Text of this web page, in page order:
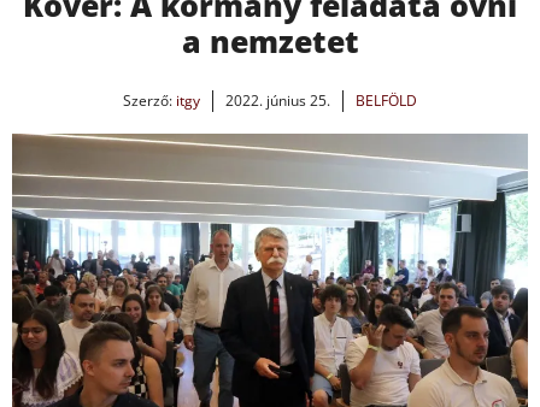
a nemzetet
Szerző: itgy 2022. június 25. BELFÖLD